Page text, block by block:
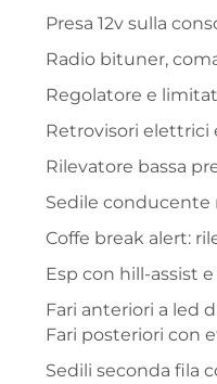
Presa 12v sulla
Radio bituner,
Regolatore e
Retrovisori elettrici
Rilevatore bassa
Sedile conducente
Coffe break alert:
Esp con hill-assist
Fari anteriori a led
Fari posteriori con
Sedili seconda fila